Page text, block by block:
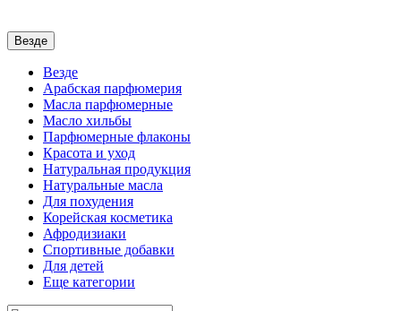
Везде
Везде
Арабская парфюмерия
Масла парфюмерные
Масло хильбы
Парфюмерные флаконы
Красота и уход
Натуральная продукция
Натуральные масла
Для похудения
Корейская косметика
Афродизиаки
Спортивные добавки
Для детей
Еще категории